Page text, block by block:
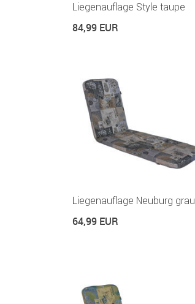
Liegenauflage Style taupe
84,99 EUR
Liegenauflage Neuburg grau
64,99 EUR